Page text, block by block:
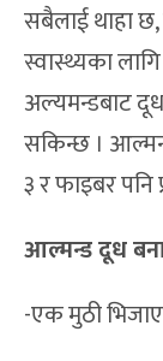
सबैलाई थाहा
स्वास्थ्यका
अल्यमन्डबाट
सकिन्छ ।
३ र फाइबर पनि
आल्मन्ड दूध
-एक मुठी